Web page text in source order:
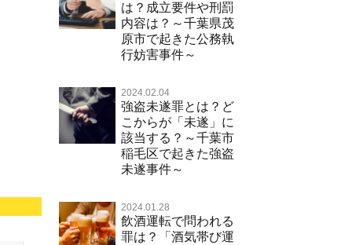
は？成立要件や刑罰
内容は？～千葉県茂
原市で起きた公務執
行妨害事件～
2024.02.04
強盗未遂罪とは？ど
こからが「未遂」に
該当する？～千葉市
稲毛区で起きた強盗
未遂事件～
2024.01.28
飲酒運転で問われる
罪は？「酒気帯び運